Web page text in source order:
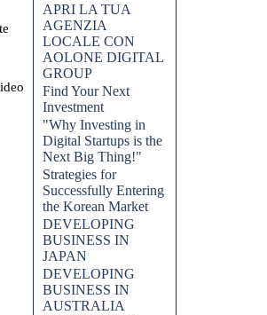
APRI LA TUA
AGENZIA
LOCALE CON
AOLONE DIGITAL
GROUP
Find Your Next
Investment
"Why Investing in
Digital Startups is the
Next Big Thing!"
Strategies for
Successfully Entering
the Korean Market
DEVELOPING
BUSINESS IN
JAPAN
DEVELOPING
BUSINESS IN
AUSTRALIA